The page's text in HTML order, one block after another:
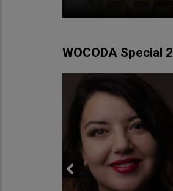
WOCODA Special
Previous